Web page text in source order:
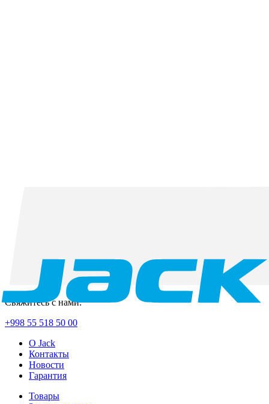
Свяжитесь с нами:
+998 55 518 50 00
О Jack
Контакты
Новости
Гарантия
Товары